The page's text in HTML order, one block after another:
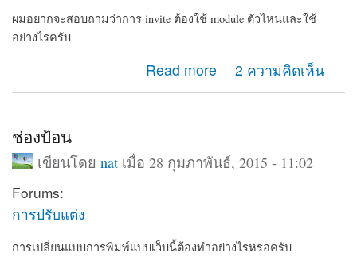
ผมอยากจะสอบถามว่าการ invite ต้องใช้ module ตัวไหนและใช้
อย่างไรครับ
Read more 2 ความคิดเห็น
ช่องป้อน
เขียนโดย natเมื่อ 28 กุมภาพันธ์, 2015 - 11:02
Forums:
การปรับแต่ง
การเปลี่ยนแบบการพิมพ์แบบเว็บนี้ต้องทำอย่างไรหรอครับ